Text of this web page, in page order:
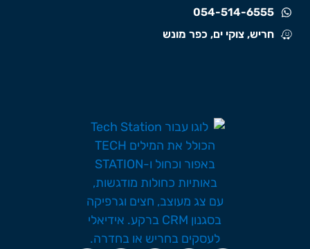
054-514-6555
חריש, צוקי ים, כפר מונש